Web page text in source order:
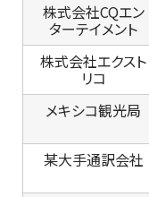
株式会社CQエン
ターテイメント
株式会社エクスト
リコ
メキシコ観光局
某大手通訳会社